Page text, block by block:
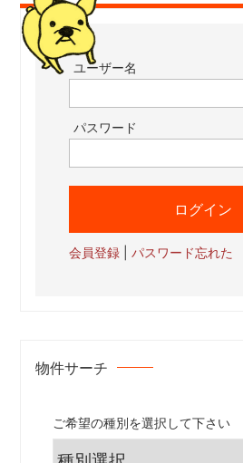
ユーザー名
パスワード
会員登録 |パスワード忘れた
物件サーチ
ご希望の種別を選択して下さい